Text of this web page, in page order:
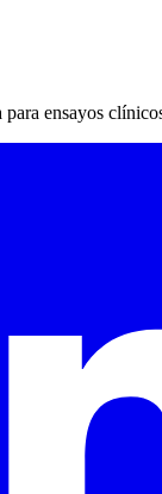
ensayos